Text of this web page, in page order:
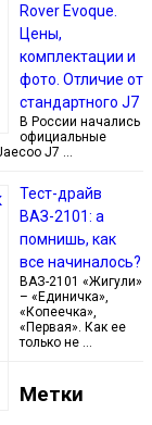
Rover Evoque.
Цены,
комплектации и
фото. Отличие от
стандартного J7
В России начались
официальные
J7 …
Тест-драйв
ВАЗ-2101: а
помнишь, как
все начиналось?
ВАЗ-2101 «Жигули»
– «Единичка»,
«Копеечка»,
«Первая». Как ее
только не …
Метки